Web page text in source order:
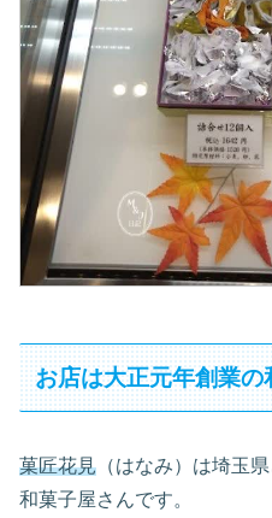
お店は大正元年創業の
菓匠花見 （はなみ）は埼玉
和菓子屋さんです。